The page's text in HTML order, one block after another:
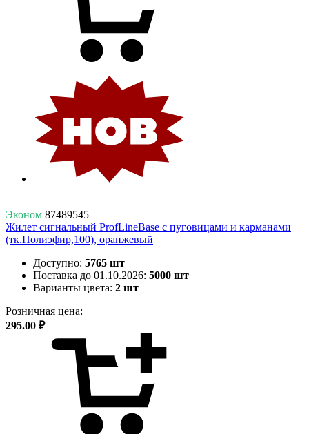
Эконом 87489545
Жилет сигнальный ProfLineBase с пуговицами и карманами
(тк.Полиэфир,100), оранжевый
Доступно: 5765 шт
Поставка до 01.10.2026: 5000 шт
Варианты цвета: 2 шт
Розничная цена:
295.00 ₽